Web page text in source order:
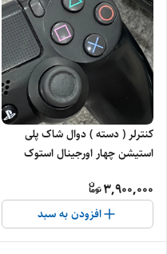
کنترلر ( دسته ) دوال شاک پلی
استیشن چهار اورجینال استوک
3,900,000
افزودن به سبد